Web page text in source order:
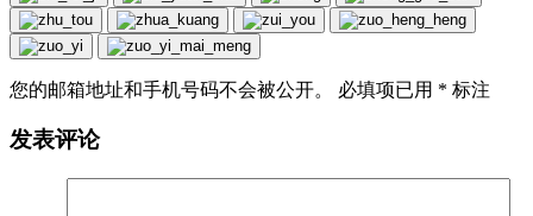
您的邮箱地址和手机号码不会被公开。 必填项已用 * 标注
发表评论